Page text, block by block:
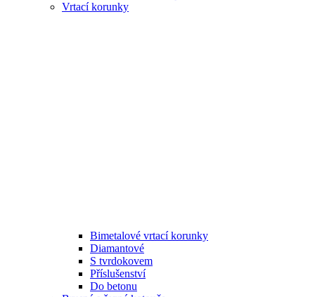
Vrtací korunky
Bimetalové vrtací korunky
Diamantové
S tvrdokovem
Příslušenství
Do betonu